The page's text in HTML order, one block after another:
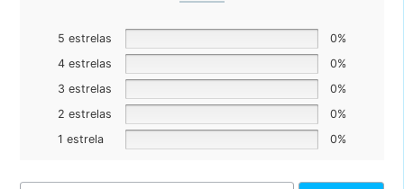
5 estrelas
0%
4 estrelas
0%
3 estrelas
0%
2 estrelas
0%
1 estrela
0%